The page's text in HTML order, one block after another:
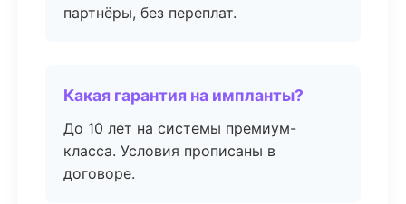
партнёры, без переплат.
Какая гарантия на импланты?
До 10 лет на системы премиум-
класса. Условия прописаны в
договоре.